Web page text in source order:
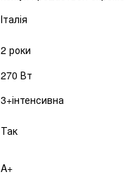
Італія
2 роки
270 Вт
3+інтенсивна
Так
A+